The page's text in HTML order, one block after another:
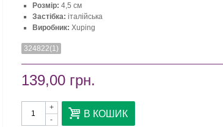
Розмір: 4,5 см
Застібка: італійська
Виробник: Xuping
324822(1)
139,00 грн.
-
+ В КОШИК